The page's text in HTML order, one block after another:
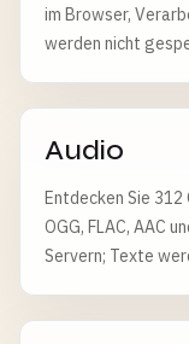
im Browser,
werden nicht
Audio
Entdecken Sie 312
OGG, FLAC, AAC
Servern; Texte